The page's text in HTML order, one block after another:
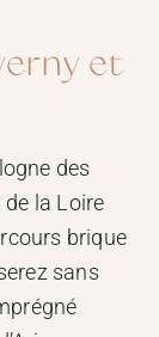
et
des
la Loire
brique
sans